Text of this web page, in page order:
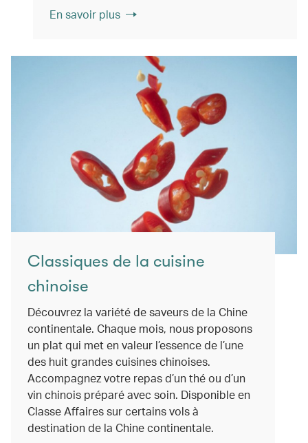
En savoir plus
Classiques de la cuisine
chinoise
Découvrez la variété de saveurs de la Chine
continentale. Chaque mois, nous proposons
un plat qui met en valeur l’essence de l’une
des huit grandes cuisines chinoises.
Accompagnez votre repas d’un thé ou d’un
vin chinois préparé avec soin. Disponible en
Classe Affaires sur certains vols à
destination de la Chine continentale.